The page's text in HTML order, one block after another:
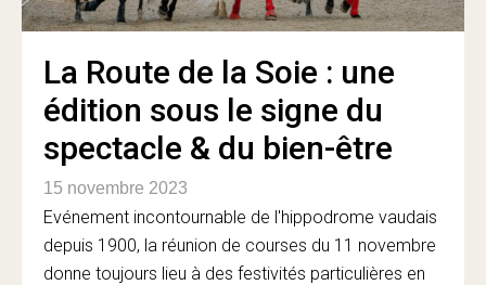
La Route de la Soie : une
édition sous le signe du
spectacle & du bien-être
15 novembre 2023
Evénement incontournable de l'hippodrome vaudais
depuis 1900, la réunion de courses du 11 novembre
donne toujours lieu à des festivités particulières en